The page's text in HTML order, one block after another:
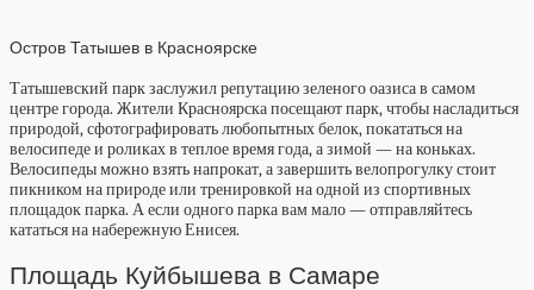
Остров Татышев в Красноярске
Татышевский парк заслужил репутацию зеленого оазиса в самом
центре города. Жители Красноярска посещают парк, чтобы насладиться
природой, сфотографировать любопытных белок, покататься на
велосипеде и роликах в теплое время года, а зимой — на коньках.
Велосипеды можно взять напрокат, а завершить велопрогулку стоит
пикником на природе или тренировкой на одной из спортивных
площадок парка. А если одного парка вам мало — отправляйтесь
кататься на набережную Енисея.
Площадь Куйбышева в Самаре